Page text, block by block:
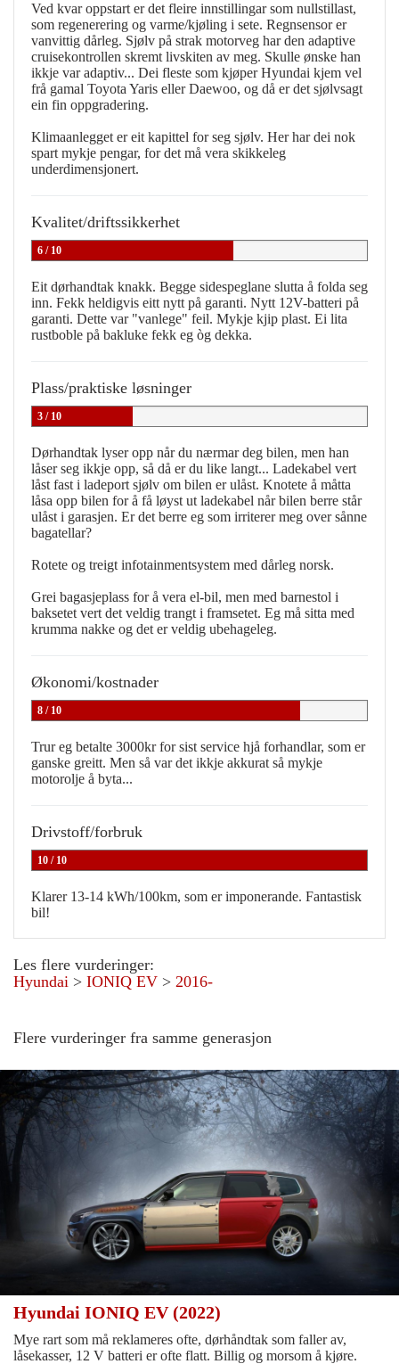
Ved kvar oppstart er det fleire innstillingar som nullstillast,
som regenerering og varme/kjøling i sete. Regnsensor er
vanvittig dårleg. Sjølv på strak motorveg har den adaptive
cruisekontrollen skremt livskiten av meg. Skulle ønske han
ikkje var adaptiv... Dei fleste som kjøper Hyundai kjem vel
frå gamal Toyota Yaris eller Daewoo, og då er det sjølvsagt
ein fin oppgradering.
Klimaanlegget er eit kapittel for seg sjølv. Her har dei nok
spart mykje pengar, for det må vera skikkeleg
underdimensjonert.
Kvalitet/driftssikkerhet
6 / 10
Eit dørhandtak knakk. Begge sidespeglane slutta å folda seg
inn. Fekk heldigvis eitt nytt på garanti. Nytt 12V-batteri på
garanti. Dette var "vanlege" feil. Mykje kjip plast. Ei lita
rustboble på bakluke fekk eg òg dekka.
Plass/praktiske løsninger
3 / 10
Dørhandtak lyser opp når du nærmar deg bilen, men han
låser seg ikkje opp, så då er du like langt... Ladekabel vert
låst fast i ladeport sjølv om bilen er ulåst. Knotete å måtta
låsa opp bilen for å få løyst ut ladekabel når bilen berre står
ulåst i garasjen. Er det berre eg som irriterer meg over sånne
bagatellar?
Rotete og treigt infotainmentsystem med dårleg norsk.
Grei bagasjeplass for å vera el-bil, men med barnestol i
baksetet vert det veldig trangt i framsetet. Eg må sitta med
krumma nakke og det er veldig ubehageleg.
Økonomi/kostnader
8 / 10
Trur eg betalte 3000kr for sist service hjå forhandlar, som er
ganske greitt. Men så var det ikkje akkurat så mykje
motorolje å byta...
Drivstoff/forbruk
10 / 10
Klarer 13-14 kWh/100km, som er imponerande. Fantastisk
bil!
Les flere vurderinger:
Hyundai > IONIQ EV > 2016-
Flere vurderinger fra samme generasjon
Hyundai IONIQ EV (2022)
Mye rart som må reklameres ofte, dørhåndtak som faller av,
låsekasser, 12 V batteri er ofte flatt. Billig og morsom å kjøre.